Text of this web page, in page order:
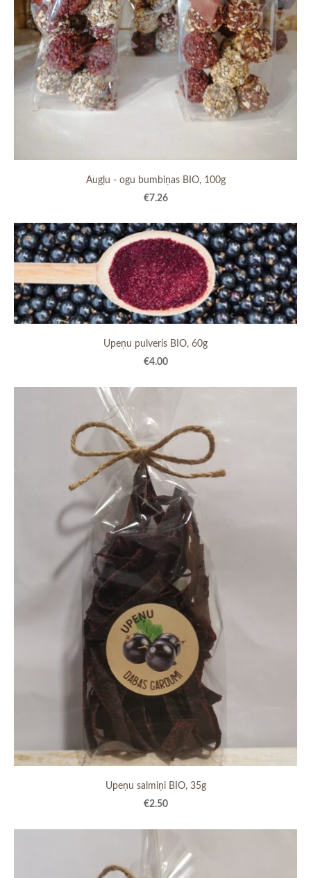
Augļu - ogu bumbiņas BIO, 100g
€7.26
Upeņu pulveris BIO, 60g
€4.00
Upeņu salmiņi BIO, 35g
€2.50